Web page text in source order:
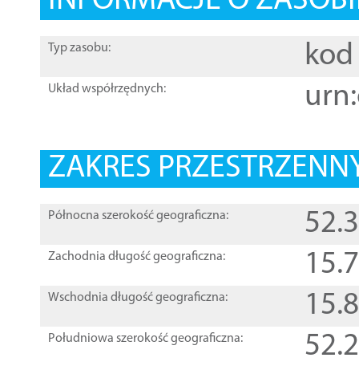
Typ zasobu: kod
Układ współrzędnych:
ZAKRES
Północna szerokość geograficzna:
Zachodnia długość geograficzna:
Wschodnia długość geograficzna:
Południowa szerokość geograficzna: